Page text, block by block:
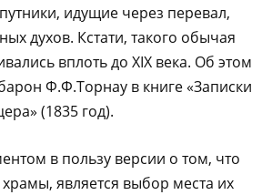
идущие через перевал,
духов. Кстати, такого обычая
вплоть до ХIХ века. Об этом
Ф.Ф.Торнау в книге «Записки
(1835 год).
в пользу версии о том, что
является выбор места их